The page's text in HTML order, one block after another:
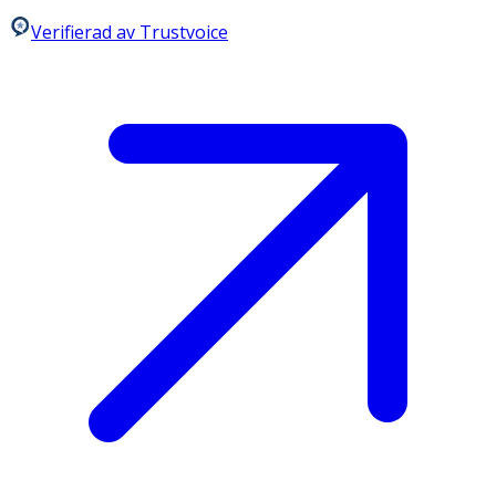
Verifierad av Trustvoice